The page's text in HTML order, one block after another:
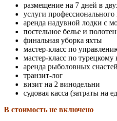
размещение на 7 дней в
услуги
аренда надувной лодки с
постельное белье и
финальная уборка яхты
мастер-класс по
мастер-класс по
аренда рыболовных
транзит-лог
визит на 2 винодельни
судовая касса (затраты на
В стоимость не включено